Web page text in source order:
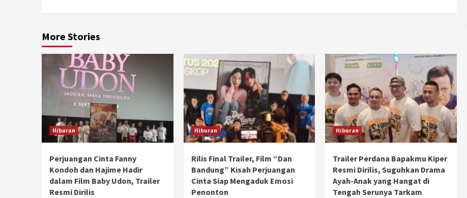
More Stories
Hiburan
Perjuangan Cinta Fanny
Kondoh dan Hajime Hadir
dalam Film Baby Udon, Trailer
Resmi Dirilis
Hiburan
Rilis Final Trailer, Film “Dan
Bandung” Kisah Perjuangan
Cinta Siap Mengaduk Emosi
Penonton
Hiburan
Trailer Perdana Bapakmu Kiper
Resmi Dirilis, Suguhkan Drama
Ayah-Anak yang Hangat di
Tengah Serunya Tarkam